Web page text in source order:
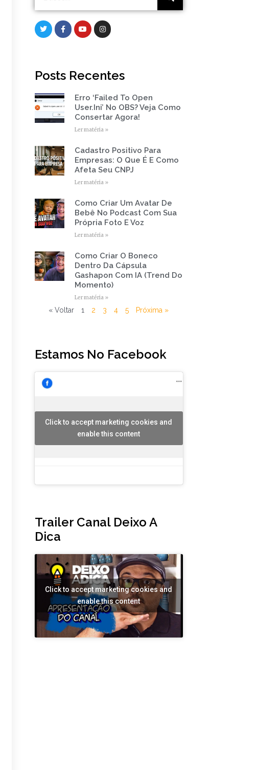
T
w
i
F
a
c
k
-
Y
o
u
I
n
s
a
m
Posts Recentes
Erro ‘Failed To Open
User.ini’ No OBS? Veja Como
Consertar Agora!
Ler matéria »
Cadastro Positivo Para
Empresas: O Que É E Como
Afeta Seu CNPJ
Ler matéria »
Como Criar Um Avatar De
Bebê No Podcast Com Sua
Própria Foto E Voz
Ler matéria »
Como Criar O Boneco
Dentro Da Cápsula
Gashapon Com IA (Trend Do
Momento)
Ler matéria »
« Voltar
Page
1
Page
2
Page
3
Page
4
Page
5 Próxima »
Estamos No Facebook
Click to accept marketing cookies and
enable this content
Trailer Canal Deixo A
Dica
Click to accept marketing cookies and
enable this content